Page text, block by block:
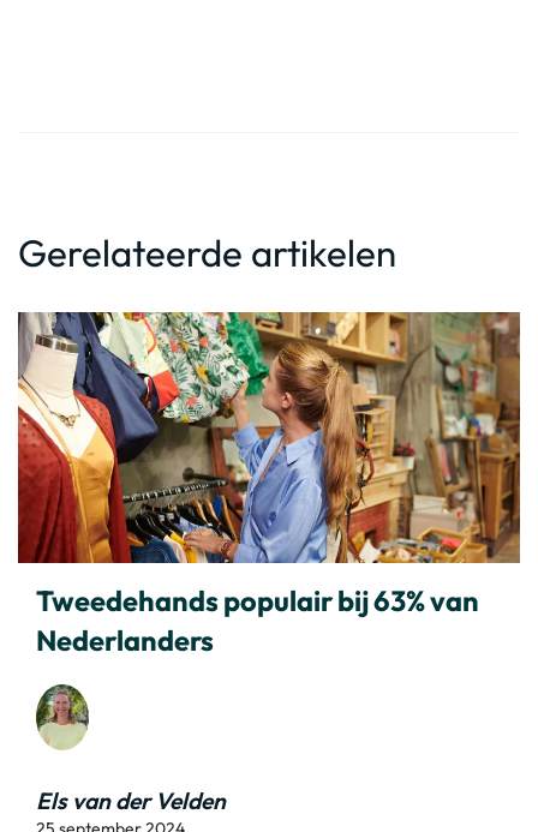
Gerelateerde artikelen
Tweedehands populair bij 63% van
Nederlanders
Els van der Velden